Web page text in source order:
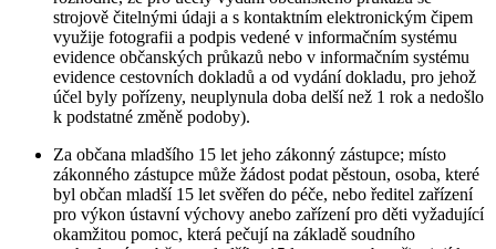
strojově čitelnými údaji a s kontaktním elektronickým čipem
využije fotografii a podpis vedené v informačním systému
evidence občanských průkazů nebo v informačním systému
evidence cestovních dokladů a od vydání dokladu, pro jehož
účel byly pořízeny, neuplynula doba delší než 1 rok a nedošlo
k podstatné změně podoby).
Za občana mladšího 15 let jeho zákonný zástupce; místo
zákonného zástupce může žádost podat pěstoun, osoba, které
byl občan mladší 15 let svěřen do péče, nebo ředitel zařízení
pro výkon ústavní výchovy anebo zařízení pro děti vyžadující
okamžitou pomoc, která pečují na základě soudního